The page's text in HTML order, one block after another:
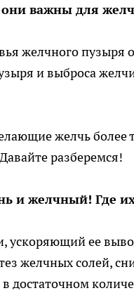
важны для
желчного
и выброса
желчь более
разберемся!
и желчный! Где
ускоряющий ее
желчных солей,
достаточном